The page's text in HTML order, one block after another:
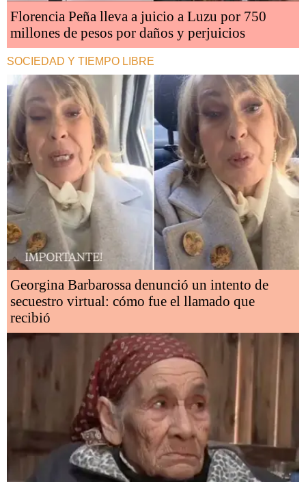
Florencia Peña lleva a juicio a Luzu por 750
millones de pesos por daños y perjuicios
SOCIEDAD Y TIEMPO LIBRE
Georgina Barbarossa denunció un intento de
secuestro virtual: cómo fue el llamado que
recibió